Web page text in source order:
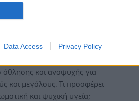
Data Access Privacy Policy
άθλησης και αναψυχής για
και μεγάλους. Τι προσφέρει
και ψυχική υγεία;